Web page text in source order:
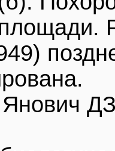
Янович